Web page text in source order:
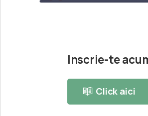
Inscrie-te
Click aici